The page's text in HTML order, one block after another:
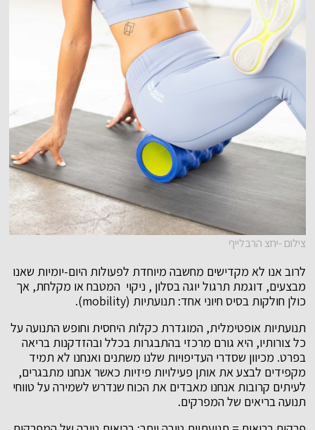
צילום -יחצ הרבלייף
לרוב אנו לא מקדישים מחשבה מיוחדת לפעולות היום-יומיות שאנו
מבצעים, דוגמת תרגול יוגה בסלון , ניקוי המטבח או מקלחת, אך
כולן חולקות בסיס חיוני אחד: תנועתיות (mobility).
תנועתיות אופטימלית, המוגדרת כקלות היחסית וחופש התנועה על
כל צורותיו, היא גורם מרכזי בהתבגרות בכלל ובהזדקנות בריאה
בפרט. מכיוון שסדרי העדיפויות שלנו משתנים ואנחנו לא תמיד
מקפידים לבצע את אותן פעילויות פיזיות כאשר אנחנו מתבגרים,
לעיתים קרובות אנחנו מאבדים את הכוח שנדרש לשמירה על טווחי
תנועה בריאים של המפרקים.